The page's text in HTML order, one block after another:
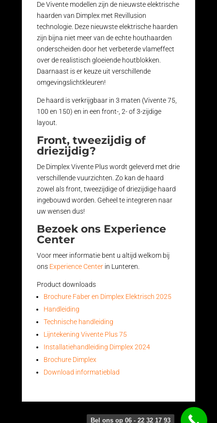
De Vivente modellen zijn de nieuwste elektrische
haarden van Dimplex met Revillusion
technologie. Deze nieuwste elektrische haarden
zijn bijna niet meer van de echte houthaarden
onderscheiden door het verbeterde vlameffect
over de realistisch gloeiende houtblokken.
Daarnaast is er keuze uit verschillende
omgevingslichtkleuren!
De haard is verkrijgbaar in 3 maten (Vivente 75,
100 en 150) en in een front-, 2- of 3-zijdige
layout.
Front, tweezijdig of
driezijdig?
De Dimplex Vivente Plus wordt geleverd met drie
verschillende vuurzichten. Zo kan de haard
zowel als front, tweezijdige of driezijdige haard
ingebouwd worden. Geheel te integreren naar
uw wensen dus!
Bezoek ons Experience
Center
Voor meer informatie bent u altijd welkom bij
ons Experience Centerin Lunteren.
Product downloads
Brochure Faber en Dimplex Elektrisch 2025
Handleiding
Technische handleiding
Lijntekening Vivente Plus 75
Installatiehandleiding Dimplex 2024
Brochure Dimplex
Download informatieblad
Bel ons op 06 - 22 32 17 93